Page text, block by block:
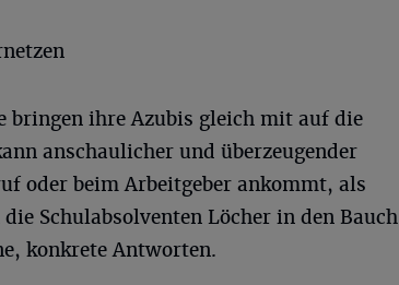
bringen ihre Azubis gleich mit auf die
anschaulicher und überzeugender
oder beim Arbeitgeber ankommt, als
Schulabsolventen Löcher in den Bauch
konkrete Antworten.